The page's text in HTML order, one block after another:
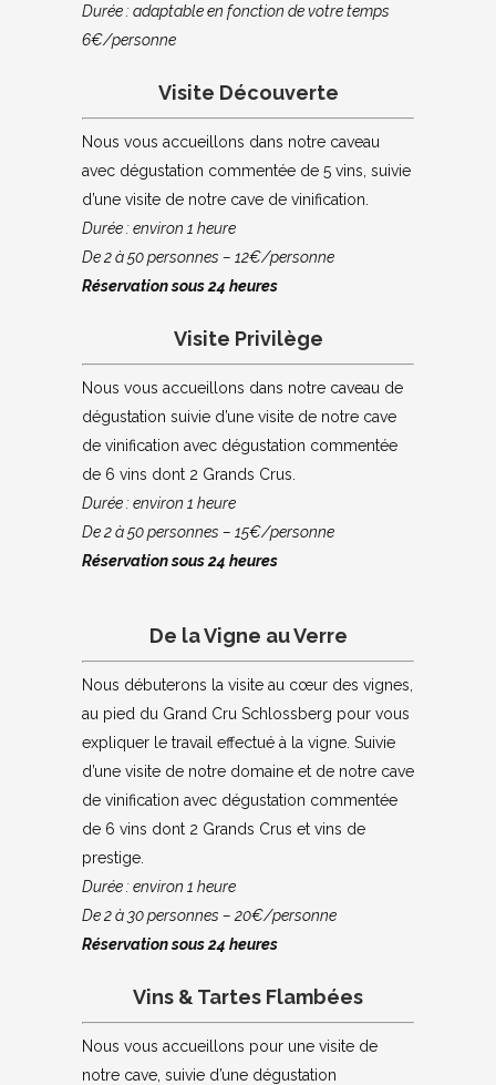
Durée : adaptable en fonction de votre temps
6€/personne
Visite Découverte
Nous vous accueillons dans notre caveau
avec dégustation commentée de 5 vins, suivie
d’une visite de notre cave de vinification.
Durée : environ 1 heure
De 2 à 50 personnes – 12€/personne
Réservation sous 24 heures
Visite Privilège
Nous vous accueillons dans notre caveau de
dégustation suivie d’une visite de notre cave
de vinification avec dégustation commentée
de 6 vins dont 2 Grands Crus.
Durée : environ 1 heure
De 2 à 50 personnes – 15€/personne
Réservation sous 24 heures
De la Vigne au Verre
Nous débuterons la visite au cœur des vignes,
au pied du Grand Cru Schlossberg pour vous
expliquer le travail effectué à la vigne. Suivie
d’une visite de notre domaine et de notre cave
de vinification avec dégustation commentée
de 6 vins dont 2 Grands Crus et vins de
prestige.
Durée : environ 1 heure
De 2 à 30 personnes – 20€/personne
Réservation sous 24 heures
Vins & Tartes Flambées
Nous vous accueillons pour une visite de
notre cave, suivie d’une dégustation